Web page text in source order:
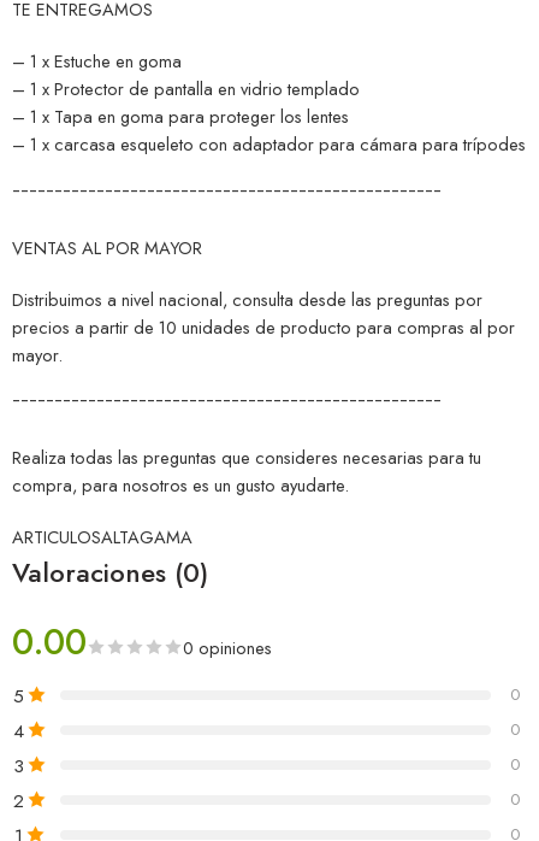
TE ENTREGAMOS
– 1 x Estuche en goma
– 1 x Protector de pantalla en vidrio templado
– 1 x Tapa en goma para proteger los lentes
– 1 x carcasa esqueleto con adaptador para cámara para trípodes
¯¯¯¯¯¯¯¯¯¯¯¯¯¯¯¯¯¯¯¯¯¯¯¯¯¯¯¯¯¯¯¯¯¯¯¯¯¯¯¯¯¯¯¯¯¯¯¯¯¯¯
VENTAS AL POR MAYOR
Distribuimos a nivel nacional, consulta desde las preguntas por
precios a partir de 10 unidades de producto para compras al por
mayor.
¯¯¯¯¯¯¯¯¯¯¯¯¯¯¯¯¯¯¯¯¯¯¯¯¯¯¯¯¯¯¯¯¯¯¯¯¯¯¯¯¯¯¯¯¯¯¯¯¯¯¯
Realiza todas las preguntas que consideres necesarias para tu
compra, para nosotros es un gusto ayudarte.
ARTICULOSALTAGAMA
Valoraciones (0)
0.00 0 opiniones
5 0
4 0
3 0
2 0
1 0